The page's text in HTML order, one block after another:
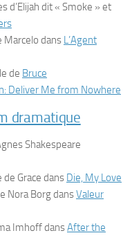
d’Elijah dit « Smoke » et
dans L’Agent
de Bruce
Deliver Me from Nowhere
dramatique
Shakespeare
de Grace dans Die, My Love
Nora Borg dansValeur
Imhoff dansAfter the